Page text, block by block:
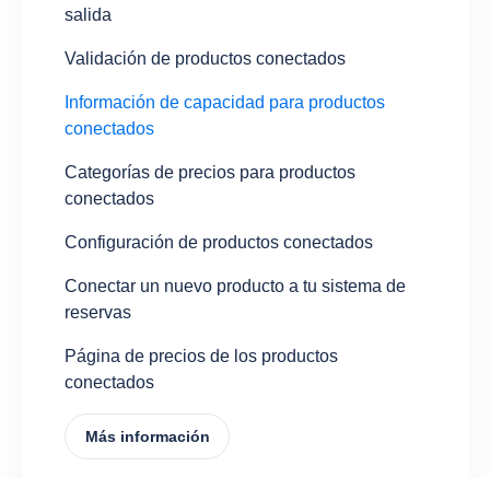
salida
Validación de productos conectados
Información de capacidad para productos
conectados
Categorías de precios para productos
conectados
Configuración de productos conectados
Conectar un nuevo producto a tu sistema de
reservas
Página de precios de los productos
conectados
Más información